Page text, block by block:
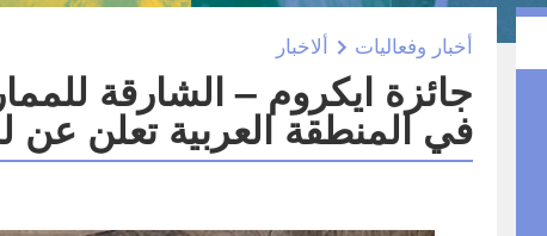
أخبار وفعاليات ألاخبار
جائزة ايكروم – الشارقة
في المنطقة العربية تعلن عن لجنة